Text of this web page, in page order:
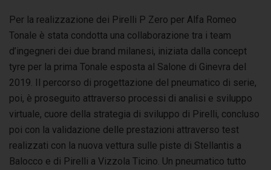
Per la realizzazione dei Pirelli P Zero per Alfa Romeo
Tonale è stata condotta una collaborazione tra i team
d’ingegneri dei due brand milanesi, iniziata dalla concept
tyre per la prima Tonale esposta al Salone di Ginevra del
2019. Il percorso di progettazione del pneumatico di serie,
poi, è proseguito attraverso processi di analisi e sviluppo
virtuale, cuore della strategia di sviluppo di Pirelli, concluso
poi con la validazione delle prestazioni attraverso test
realizzati con la nuova vettura sulle piste di Stellantis a
Balocco e di Pirelli a Vizzola Ticino. Un pneumatico tutto